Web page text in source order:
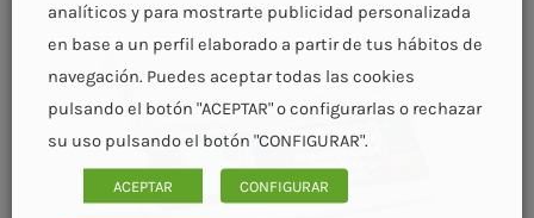
analíticos y para mostrarte publicidad personalizada
en base a un perfil elaborado a partir de tus hábitos de
navegación. Puedes aceptar todas las cookies
pulsando el botón "ACEPTAR" o configurarlas o rechazar
su uso pulsando el botón "CONFIGURAR".
ACEPTAR CONFIGURAR